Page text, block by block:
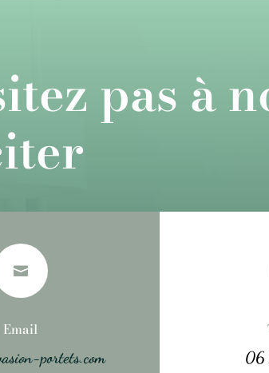
pas à

Email
portets.com
06